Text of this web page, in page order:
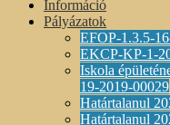
Információ
Pályázatok
EFOP-1.3.5-
EKCP-KP-1-
Iskola
19-2019-00029
Határtalanul
Határtalanul